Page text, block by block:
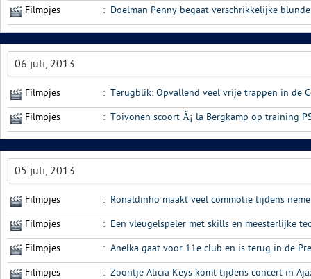
Filmpjes : Doelman Penny begaat verschrikkelijke
06 juli, 2013
Filmpjes : Terugblik: Opvallend veel vrije trappen in de
Filmpjes : Toivonen scoort Ã¡ la Bergkamp op training
05 juli, 2013
Filmpjes : Ronaldinho maakt veel commotie tijdens
Filmpjes : Een vleugelspeler met skills en meesterlijke
Filmpjes : Anelka gaat voor 11e club en is terug in de
Filmpjes : Zoontje Alicia Keys komt tijdens concert in